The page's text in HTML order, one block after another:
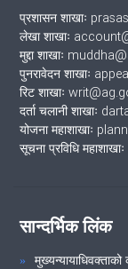
प्रशासन शाखाः
लेखा शाखाः
मुद्दा शाखाः
पुनरावेदन शाखाः
रिट शाखाः
दर्ता चलानी शाखाः
योजना महाशाखाः
सूचना प्रविधि
सान्दर्भिक लिंक